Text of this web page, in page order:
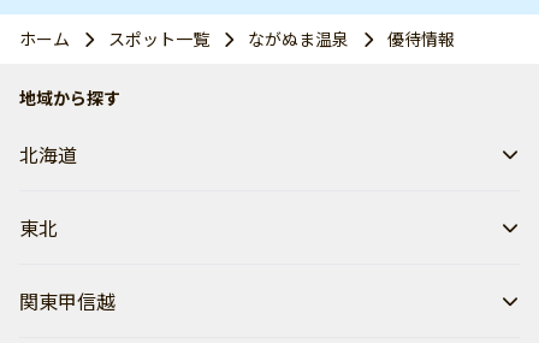
ホーム スポット一覧 ながぬま温泉 優待情報
地域から探す
北海道
東北
関東甲信越